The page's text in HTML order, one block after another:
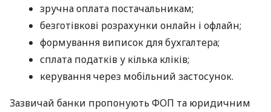
зручна оплата постачальникам;
безготівкові розрахунки онлайн і офлайн;
формування виписок для бухгалтера;
сплата податків у кілька кліків;
керування через мобільний застосунок.
Зазвичай банки пропонують ФОП та юридичним